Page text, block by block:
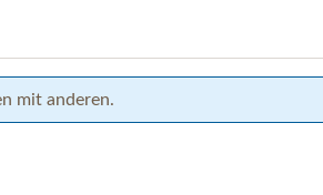
mit anderen.